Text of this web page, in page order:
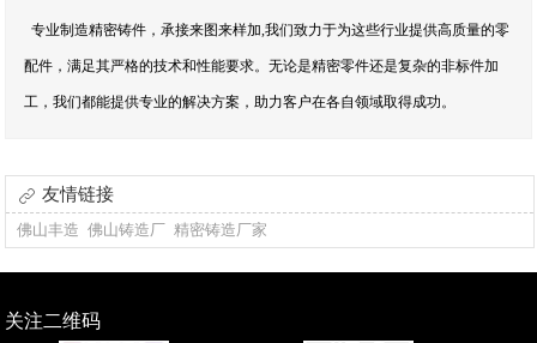
专业制造精密铸件，承接来图来样加,我们致力于为这些行业提供高质量的零
配件，满足其严格的技术和性能要求。无论是精密零件还是复杂的非标件加
工，我们都能提供专业的解决方案，助力客户在各自领域取得成功。
友情链接
佛山丰造 佛山铸造厂 精密铸造厂家
关注二维码